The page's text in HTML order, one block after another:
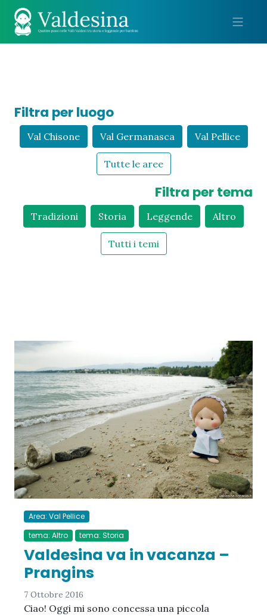
Filtra per luogo
Val Chisone Val Germanasca Val Pellice
Tutte le aree
Filtra per tema
Tradizioni Storia Leggende Altro
Tutti i temi
Area: Val Pellice
tema: Altro
tema: Storia
Valdesina va in vacanza –
Prangins
7 Ottobre 2016
Ciao! Oggi mi sono concessa una piccola